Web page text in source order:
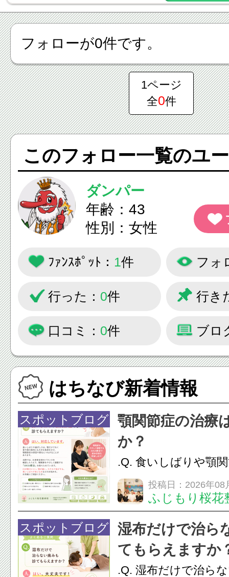
フォローが0件です。
1ページ
全0件
このフォロー一覧のユ
ダンパー
年齢：43
性別：女性
ﾌｧﾝｽﾎﾟｯﾄ： 1件 フォ
行った： 0件 行き
口コミ： 0件 ブロ
はちなび新着情報
スポットブログ
顎関節症の治療
か？
.Q. 食いしばりや顎
らえますか？A. はい
す。食いしばりや歯
けでなく首や肩の筋
担をかけ、顎関節症
つながることがあり
投稿日：2026年08
ふじもり桜花
スポットブログ
湿布だけで治ら
てもらえますか
.Q. 湿布だけで治ら